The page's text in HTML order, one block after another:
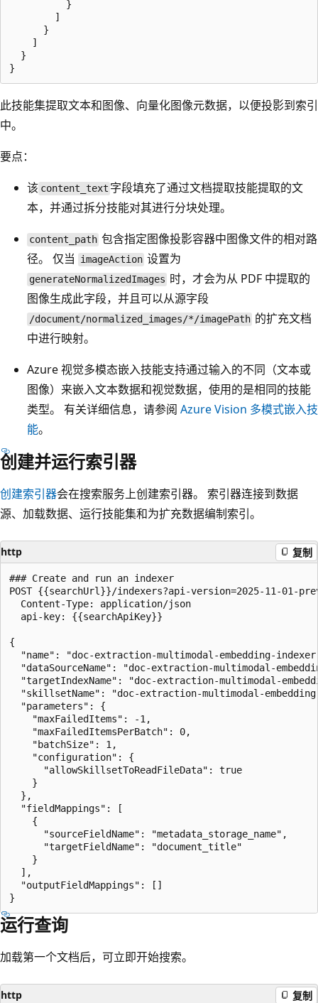
          }
        ]
      }
    ]
  }
此技能集提取文本和图像、向量化图像元数据，以便投影到索引
中。
要点：
该 content_text 字段填充了通过文档提取技能提取的文
本，并通过拆分技能对其进行分块处理。
content_path 包含指定图像投影容器中图像文件的相对路
径。 仅当
imageAction 设置为
generateNormalizedImages 时，才会为从 PDF 中提取的
图像生成此字段，并且可以从源字段
/document/normalized_images/*/imagePath 的扩充文档
中进行映射。
Azure 视觉多模态嵌入技能支持通过输入的不同（文本或
图像）来嵌入文本数据和视觉数据，使用的是相同的技能
类型。 有关详细信息，请参阅 Azure Vision 多模式嵌入技
能。
创建并运行索引器
创建索引器会在搜索服务上创建索引器。 索引器连接到数据
源、加载数据、运行技能集和为扩充数据编制索引。
http 复制
### Create and run an indexer
POST {{searchUrl}}/indexers?api-version=2025-11-01-
  Content-Type: application/json
  api-key: {{searchApiKey}}
{
"name": "doc-extraction-multimodal-embedding-
"dataSourceName": "doc-extraction-multimodal-
"targetIndexName": "doc-extraction-multimodal-
"skillsetName": "doc-extraction-multimodal-
  "parameters": {
    "maxFailedItems": -1,
    "maxFailedItemsPerBatch": 0,
    "batchSize": 1,
    "configuration": {
      "allowSkillsetToReadFileData": true
    }
  },
  "fieldMappings": [
    {
      "sourceFieldName": "metadata_storage_name",
      "targetFieldName": "document_title"
    }
  ],
  "outputFieldMappings": []
运行查询
加载第一个文档后，可立即开始搜索。
http 复制